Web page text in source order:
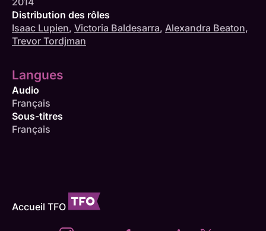
Distribution des rôles
Isaac Lupien, Victoria Baldesarra, Alexandra Beaton,
Trevor Tordjman
Langues
Audio
Français
Sous-titres
Français
Accueil TFO